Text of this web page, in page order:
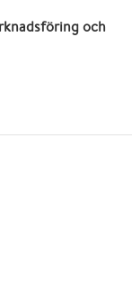
och